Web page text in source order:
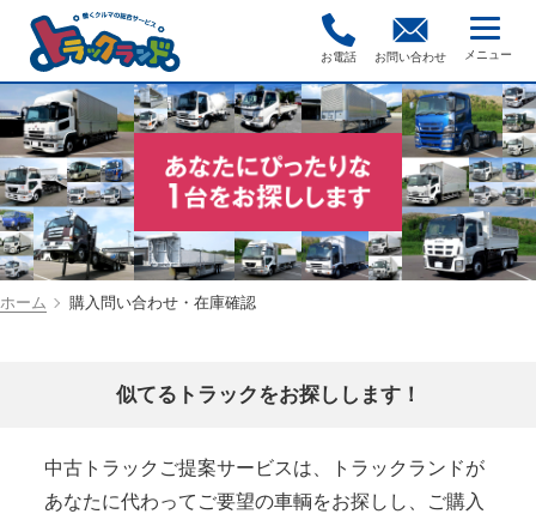
お電話 お問い合わせ
ホーム 購入問い合わせ・在庫確認
似てるトラックをお探しします！
中古トラックご提案サービスは、トラックランドが
あなたに代わってご要望の車輌をお探しし、ご購入